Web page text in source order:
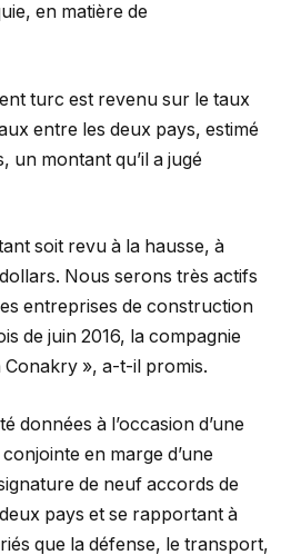
en matière de
turc est revenu sur le taux
entre les deux pays, estimé
un montant qu’il a jugé
soit revu à la hausse, à
Nous serons très actifs
entreprises de construction
de juin 2016, la compagnie
», a-t-il promis.
données à l’occasion d’une
en marge d’une
de neuf accords de
pays et se rapportant à
que la défense, le transport,